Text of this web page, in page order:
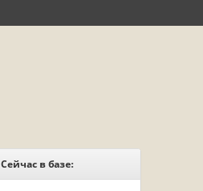
Сейчас в базе: